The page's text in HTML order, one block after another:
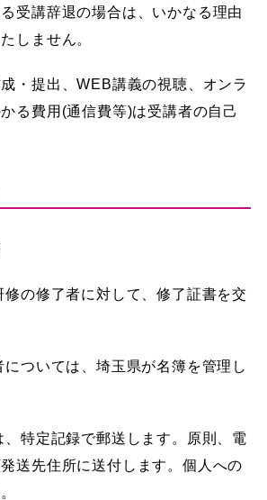
受講辞退の場合は、いかなる理由
しません。
・提出、WEB講義の視聴、オンラ
る費用(通信費等)は受講者の自己
修の修了者に対して、修了証書を交
については、埼玉県が名簿を管理し
、特定記録で郵送します。原則、電
送先住所に送付します。個人への